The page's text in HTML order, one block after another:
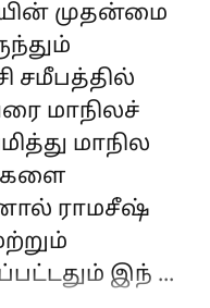
முதன்மை
சமீபத்தில்
மாநிலச்
மாநில
ராமசீஷ்
இந் ...